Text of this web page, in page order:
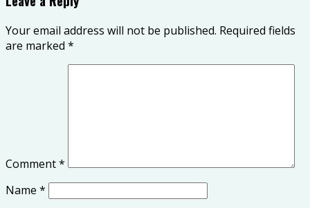
Your email address will not be published. Required fields
are marked *
Comment*
Name *